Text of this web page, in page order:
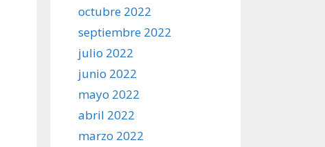
octubre 2022
septiembre 2022
julio 2022
junio 2022
mayo 2022
abril 2022
marzo 2022